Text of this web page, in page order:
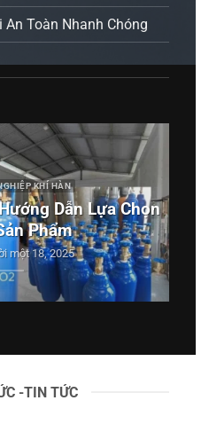
An Toàn Nhanh Chóng
KHÍ HÀN
Dẫn Lựa Chọn
Phẩm
một 18, 2025
-TIN TỨC